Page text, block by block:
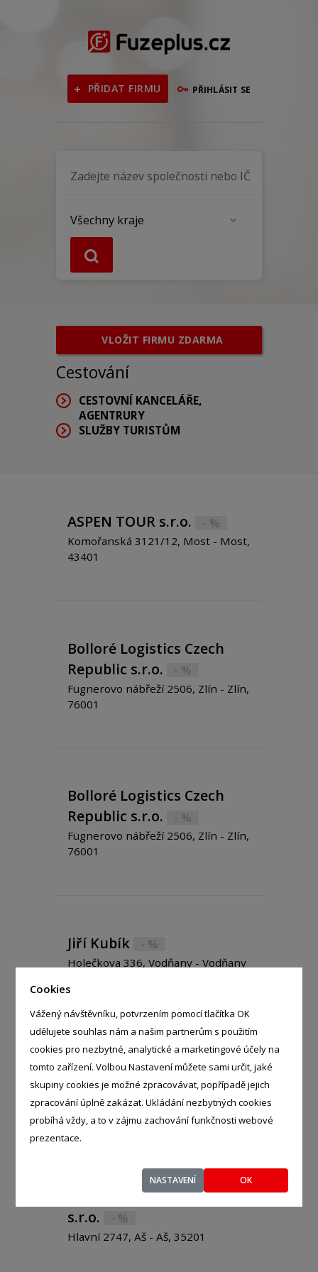
Cookies
Vážený návštěvníku, potvrzením pomocí tlačítka OK
udělujete souhlas nám a našim partnerům s použitím
cookies pro nezbytné, analytické a marketingové účely na
tomto zařízení. Volbou Nastavení můžete sami určit, jaké
skupiny cookies je možné zpracovávat, popřípadě jejich
zpracování úplně zakázat. Ukládání nezbytných cookies
probíhá vždy, a to v zájmu zachování funkčnosti webové
prezentace.
NASTAVENÍ OK
PŘIDAT FIRMU PŘIHLÁSIT SE
VLOŽIT FIRMU ZDARMA
Cestování
CESTOVNÍ KANCELÁŘE,
AGENTRURY
SLUŽBY TURISTŮM
ASPEN TOUR s.r.o. - %
Komořanská 3121/12, Most - Most,
43401
Bolloré Logistics Czech
Republic s.r.o.
- %
Fügnerovo nábřeží 2506, Zlín - Zlín,
76001
Bolloré Logistics Czech
Republic s.r.o.
- %
Fügnerovo nábřeží 2506, Zlín - Zlín,
76001
Jiří Kubík - %
Holečkova 336, Vodňany - Vodňany
Tereza Kameníková - %
Třída 9. května 35, Dačice - Dačice
V, 38001
Ašská cestovní agentura
s.r.o.
- %
Hlavní 2747, Aš - Aš, 35201